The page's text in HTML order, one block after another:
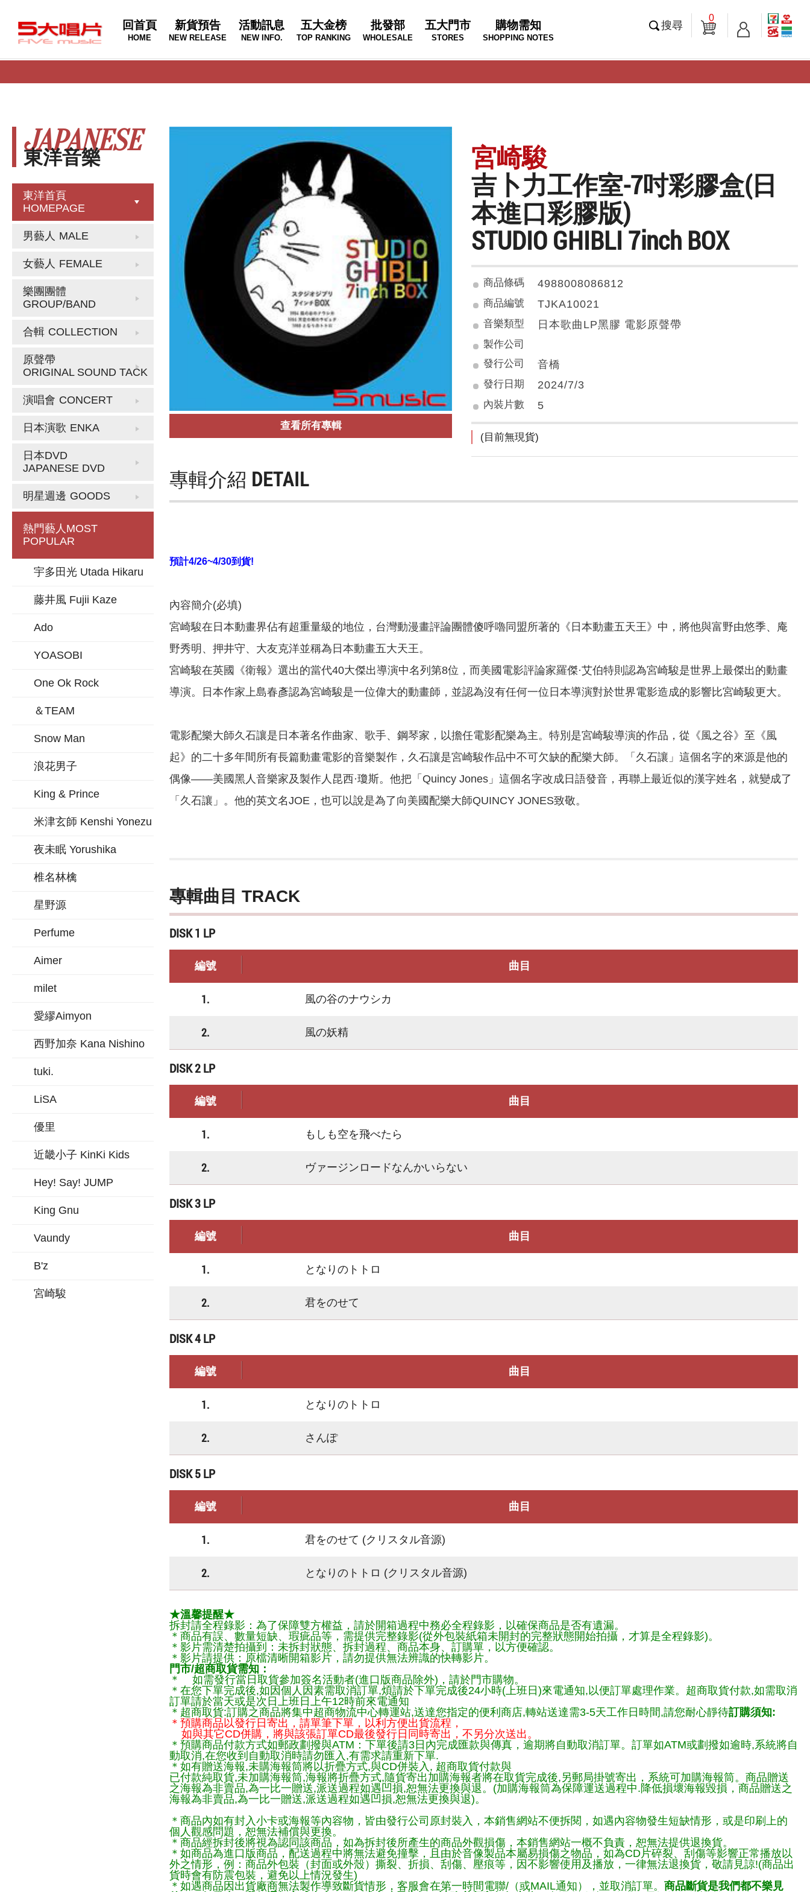
回首頁
HOME
新貨預告
NEW RELEASE
活動訊息
NEW INFO.
五大金榜
TOP RANKING
批發部
WHOLESALE
五大門市
STORES
購物需知
SHOPPING NOTES
搜尋
0
東洋音樂
JAPANESE
東洋首頁
HOMEPAGE
男藝人 MALE
女藝人 FEMALE
樂團團體
GROUP/BAND
合輯 COLLECTION
原聲帶
ORIGINAL SOUND TACK
演唱會 CONCERT
日本演歌 ENKA
日本DVD
JAPANESE DVD
明星週邊 GOODS
熱門藝人 MOST
POPULAR
宇多田光 Utada Hikaru
藤井風 Fujii Kaze
Ado
YOASOBI
One Ok Rock
＆TEAM
Snow Man
浪花男子
King & Prince
米津玄師 Kenshi Yonezu
夜未眠 Yorushika
椎名林檎
星野源
Perfume
Aimer
milet
愛繆Aimyon
西野加奈 Kana Nishino
tuki.
LiSA
優里
近畿小子 KinKi Kids
Hey! Say! JUMP
King Gnu
Vaundy
B'z
宮崎駿
查看所有專輯
宮崎駿
吉卜力工作室-7吋彩膠盒(日
本進口彩膠版)
STUDIO GHIBLI 7inch BOX
商品條碼 4988008086812
商品編號 TJKA10021
音樂類型 日本歌曲LP黑膠 電影原聲帶
製作公司
發行公司
音橋
發行日期 2024/7/3
內裝片數 5
(目前無現貨)
專輯介紹 DETAIL
預計4/26~4/30到貨!
內容簡介(必填)
宮崎駿在日本動畫界佔有超重量級的地位，台灣動漫畫評論團體傻呼嚕同盟所著的《日本動畫五天王》中，將他與富野由悠季、庵
野秀明、押井守、大友克洋並稱為日本動畫五大天王。
宮崎駿在英國《衛報》選出的當代40大傑出導演中名列第8位，而美國電影評論家羅傑·艾伯特則認為宮崎駿是世界上最傑出的動畫
導演。日本作家上島春彥認為宮崎駿是一位偉大的動畫師，並認為沒有任何一位日本導演對於世界電影造成的影響比宮崎駿更大。
電影配樂大師久石讓是日本著名作曲家、歌手、鋼琴家，以擔任電影配樂為主。特別是宮崎駿導演的作品，從《風之谷》至《風
起》的二十多年間所有長篇動畫電影的音樂製作，久石讓是宮崎駿作品中不可欠缺的配樂大師。「久石讓」這個名字的來源是他的
偶像——美國黑人音樂家及製作人昆西·瓊斯。他把「Quincy Jones」這個名字改成日語發音，再聯上最近似的漢字姓名，就變成了
「久石讓」。他的英文名JOE，也可以說是為了向美國配樂大師QUINCY JONES致敬。
專輯曲目 TRACK
DISK 1 LP
編號 曲目
1. 風の谷のナウシカ
2. 風の妖精
DISK 2 LP
編號 曲目
1. もしも空を飛べたら
2. ヴァージンロードなんかいらない
DISK 3 LP
編號 曲目
1. となりのトトロ
2. 君をのせて
DISK 4 LP
編號 曲目
1. となりのトトロ
2. さんぽ
DISK 5 LP
編號 曲目
1. 君をのせて (クリスタル音源)
2. となりのトトロ (クリスタル音源)
★溫馨提醒★
拆封請全程錄影：為了保障雙方權益，請於開箱過程中務必全程錄影，以確保商品是否有遺漏。
＊商品有誤、數量短缺、瑕疵品等，需提供完整錄影(從外包裝紙箱未開封的完整狀態開始拍攝，才算是全程錄影)。
＊影片需清楚拍攝到：未拆封狀態、拆封過程、商品本身、訂購單，以方便確認。
＊影片請提供：原檔清晰開箱影片，請勿提供無法辨識的快轉影片。
門市/超商取貨需知：
＊ 如需發行當日取貨參加簽名活動者(進口版商品除外)，請於門市購物。
＊在您下單完成後,如因個人因素需取消訂單,煩請於下單完成後24小時(上班日)來電通知,以便訂單處理作業。超商取貨付款,如需取消
訂單請於當天或是次日上班日上午12時前來電通知
＊超商取貨:訂購之商品將集中超商物流中心轉運站,送達您指定的便利商店,轉站送達需3-5天工作日時間,請您耐心靜待訂購須知:
＊預購商品以發行日寄出，請單筆下單，以利方便出貨流程，
如與其它CD併購，將與該張訂單CD最後發行日同時寄出，不另分次送出。
＊預購商品付款方式如郵政劃撥與ATM：下單後請3日內完成匯款與傳真，逾期將自動取消訂單。訂單如ATM或劃撥如逾時,系統將自
動取消,在您收到自動取消時請勿匯入,有需求請重新下單.
＊如有贈送海報,未購海報筒將以折疊方式,與CD併裝入, 超商取貨付款與
已付款純取貨,未加購海報筒,海報將折疊方式,隨貨寄出加購海報者將在取貨完成後,另郵局掛號寄出，系統可加購海報筒。商品贈送
之海報為非賣品,為一比一贈送,派送過程如遇凹損,恕無法更換與退。(加購海報筒為保障運送過程中.降低損壞海報毀損，商品贈送之
海報為非賣品,為一比一贈送,派送過程如遇凹損,恕無法更換與退)。
＊商品內如有封入小卡或海報等內容物，皆由發行公司原封裝入，本銷售網站不便拆閱，如遇內容物發生短缺情形，或是印刷上的
個人觀感問題，恕無法補償與更換。
＊商品經拆封後將視為認同該商品，如為拆封後所產生的商品外觀損傷，本銷售網站一概不負責，恕無法提供退換貨。
＊如商品為進口版商品，配送過程中將無法避免撞擊，且由於音像製品本屬易損傷之物品，如為CD片碎裂、刮傷等影響正常播放以
外之情形，例：商品外包裝（封面或外殼）撕裂、折損、刮傷、壓痕等，因不影響使用及播放，一律無法退換貨，敬請見諒!(商品出
貨時會有防震包裝，避免以上情況發生)
＊如遇商品因出貨廠商無法製作導致斷貨情形，客服會在第一時間電聯/（或MAIL通知），並取消訂單。 商品斷貨是我們都不樂見